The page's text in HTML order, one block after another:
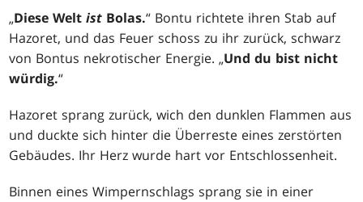
„Diese Weltist Bolas.“ Bontu richtete ihren Stab auf
Hazoret, und das Feuer schoss zu ihr zurück, schwarz
von Bontus nekrotischer Energie. „Und du bist nicht
würdig.“
Hazoret sprang zurück, wich den dunklen Flammen aus
und duckte sich hinter die Überreste eines zerstörten
Gebäudes. Ihr Herz wurde hart vor Entschlossenheit.
Binnen eines Wimpernschlags sprang sie in einer